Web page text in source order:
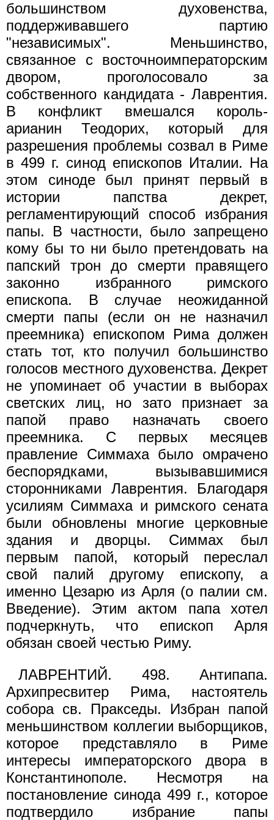
большинством духовенства,
поддерживавшего партию
"независимых". Меньшинство,
связанное с восточноимператорским
двором, проголосовало за
собственного кандидата - Лаврентия.
В конфликт вмешался король-
арианин Теодорих, который для
разрешения проблемы созвал в Риме
в 499 г. синод епископов Италии. На
этом синоде был принят первый в
истории папства декрет,
регламентирующий способ избрания
папы. В частности, было запрещено
кому бы то ни было претендовать на
папский трон до смерти правящего
законно избранного римского
епископа. В случае неожиданной
смерти папы (если он не назначил
преемника) епископом Рима должен
стать тот, кто получил большинство
голосов местного духовенства. Декрет
не упоминает об участии в выборах
светских лиц, но зато признает за
папой право назначать своего
преемника. С первых месяцев
правление Симмаха было омрачено
беспорядками, вызывавшимися
сторонниками Лаврентия. Благодаря
усилиям Симмаха и римского сената
были обновлены многие церковные
здания и дворцы. Симмах был
первым папой, который переслал
свой палий другому епископу, а
именно Цезарю из Арля (о палии см.
Введение). Этим актом папа хотел
подчеркнуть, что епископ Арля
обязан своей честью Риму.
ЛАВРЕНТИЙ. 498. Антипапа.
Архипресвитер Рима, настоятель
собора св. Пракседы. Избран папой
меньшинством коллегии выборщиков,
которое представляло в Риме
интересы императорского двора в
Константинополе. Несмотря на
постановление синода 499 г., которое
подтвердило избрание папы